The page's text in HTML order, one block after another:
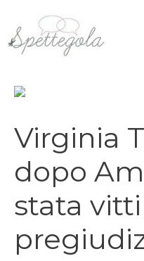
contenuto
Virginia
dopo
stata